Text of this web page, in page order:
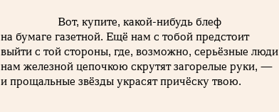
Вот, купите, какой-нибудь блеф
на бумаге газетной. Ещё нам с тобой предстоит
выйти с той стороны, где, возможно, серьёзные люди
нам железной цепочкою скрутят загорелые руки, —
и прощальные звёзды украсят причёску твою.